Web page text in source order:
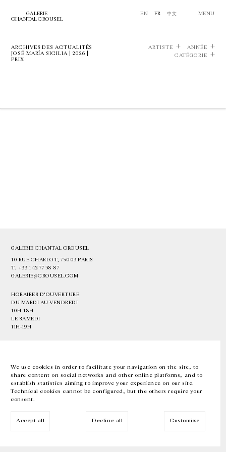
We use cookies in order to facilitate your navigation on the site, to
share content on social networks and other online platforms, and to
establish statistics aiming to improve your experience on our site.
Technical cookies cannot be configured, but the others require your
consent.
Accept all Decline all Customize
GALERIE
CHANTAL CROUSEL
EN FR 中文 MENU
ARCHIVES DES ACTUALITÉS
JOSÉ MARÍA SICILIA | 2026 |
PRIX
ARTISTE
ANNÉE
CATÉGORIE
GALERIE CHANTAL CROUSEL
10 RUE CHARLOT, 75003 PARIS
T. +33 1 42 77 38 87
GALERIE@CROUSEL.COM
HORAIRES D'OUVERTURE
DU MARDI AU VENDREDI
10H-18H
LE SAMEDI
11H-19H
EN FR 中文 Facebook Instagram
Inscrivez-vous à notre newsletter